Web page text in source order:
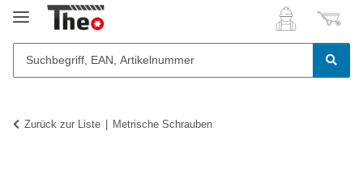
Zurück zur Liste Metrische Schrauben